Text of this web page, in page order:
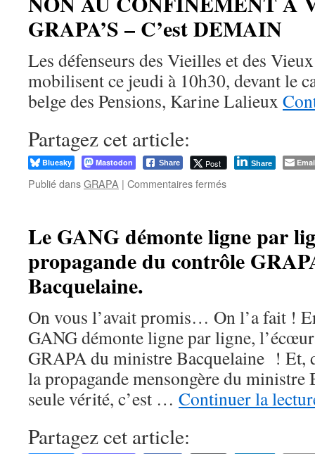
GRAPA
!
/
onze
IGO
met
rust
GRAPA’S – C’est DEMAIN
Les défenseurs des Vieilles et des
mobilisent ce jeudi à 10h30, devant le
belge des Pensions, Karine Lalieux
Partagez cet article:
Bluesky Mastodon Share Post Share
Publié dansGRAPA | Commentaires ferméssur
A
VIE
DES
C’est
DEMAIN
Le GANG démonte ligne par
propagande du contrôle
Bacquelaine.
On vous l’avait promis… On l’a fait !
GANG démonte ligne par ligne,
GRAPA du ministre Bacquelaine ! Et,
la propagande mensongère du
seule vérité, c’est … Continuer la
Partagez cet article: